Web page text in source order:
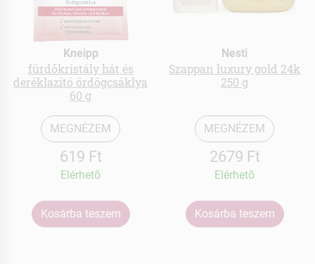
Kneipp
fürdőkristály hát és
deréklazító ördögcsáklya
60 g
MEGNÉZEM
619 Ft
Elérhetõ
Kosárba teszem
Nesti
Szappan luxury gold 24k
250 g
MEGNÉZEM
2679 Ft
Elérhetõ
Kosárba teszem